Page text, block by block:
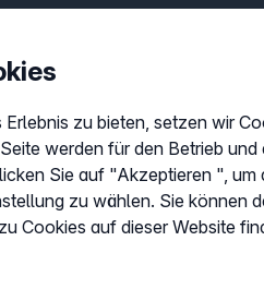
Erlebnis zu bieten, setzen wir
werden für den Betrieb
Sie auf "Akzeptieren ",
zu wählen. Sie können
Cookies auf dieser Website